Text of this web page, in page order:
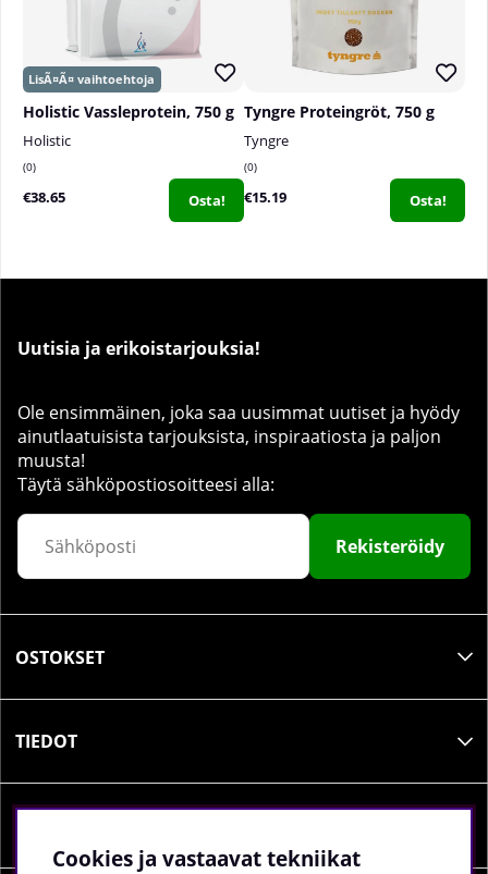
Holistic Vassleprotein, 750 g
Holistic
0
€38.65 Osta!
Tyngre Proteingröt, 750 g
Tyngre
0
€15.19 Osta!
Uutisia ja erikoistarjouksia!
Ole ensimmäinen, joka saa uusimmat uutiset ja hyödy
ainutlaatuisista tarjouksista, inspiraatiosta ja paljon
muusta!
Täytä sähköpostiosoitteesi alla:
Rekisteröidy
OSTOKSET
TIEDOT
Cookies ja vastaavat tekniikat